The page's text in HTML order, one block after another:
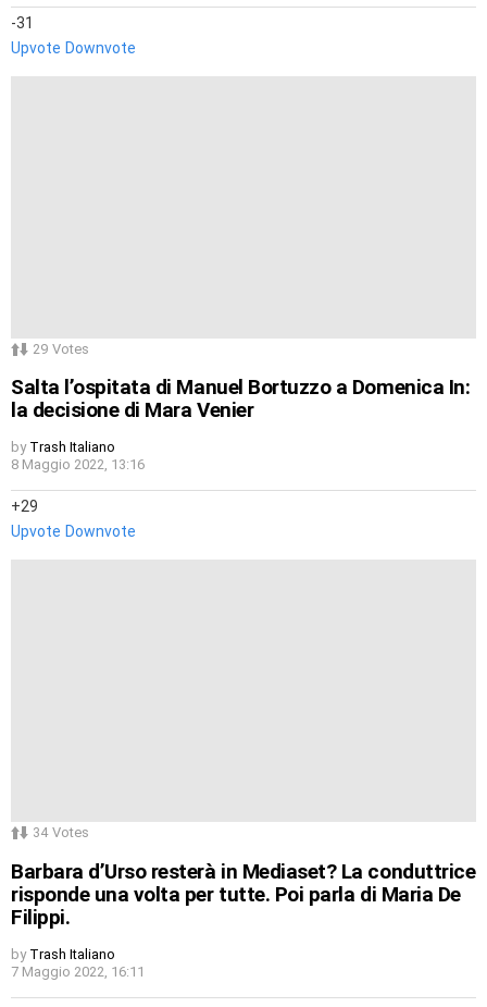
-31
Upvote Downvote
29 Votes
Salta l’ospitata di Manuel Bortuzzo a Domenica In:
la decisione di Mara Venier
by Trash Italiano
8 Maggio 2022, 13:16
29
Upvote Downvote
34 Votes
Barbara d’Urso resterà in Mediaset? La conduttrice
risponde una volta per tutte. Poi parla di Maria De
Filippi.
by Trash Italiano
7 Maggio 2022, 16:11